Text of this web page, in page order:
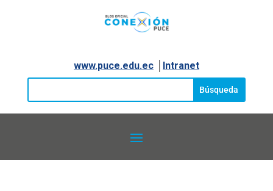
www.puce.edu.ec│ Intranet